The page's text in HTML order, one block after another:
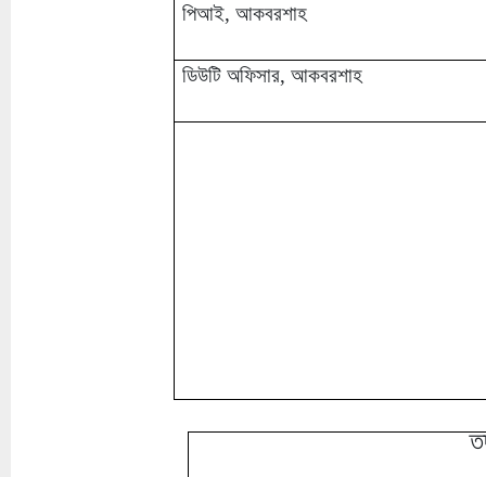
পিআই, আকবরশাহ
ডিউটি অফিসার, আকবরশাহ